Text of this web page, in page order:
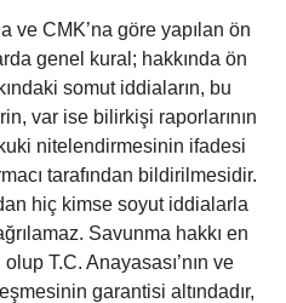
ve CMK’na göre yapılan ön
genel kural; hakkında ön
somut iddiaların, bu
var ise bilirkişi raporlarının
nitelendirmesinin ifadesi
tarafından bildirilmesidir.
hiç kimse soyut iddialarla
Savunma hakkı en
T.C. Anayasası’nın ve
garantisi altındadır,